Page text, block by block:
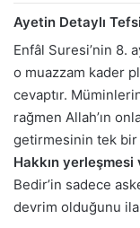
Ayetin Detaylı
Enfâl Suresi’nin 8.
o muazzam kader
cevaptır.
rağmen Allah’ın
getirmesinin tek bir
Hakkın yerleşmesi
Bedir’in sadece
devrim olduğunu